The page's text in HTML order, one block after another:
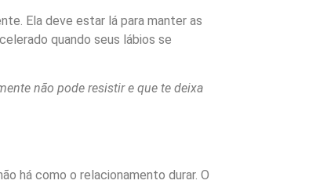
Ela deve estar lá para manter as
quando seus lábios se
não pode resistir e que te deixa
há como o relacionamento durar. O